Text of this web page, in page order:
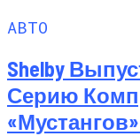
АВТО
Shelby
Серию